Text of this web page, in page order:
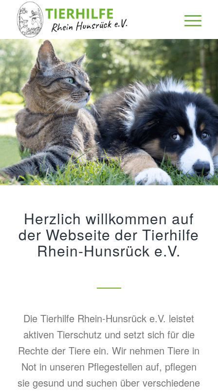
Herzlich willkommen auf
der Webseite der Tierhilfe
Rhein-Hunsrück e.V.
Die Tierhilfe Rhein-Hunsrück e.V. leistet
aktiven Tierschutz und setzt sich für die
Rechte der Tiere ein. Wir nehmen Tiere in
Not in unseren Pflegestellen auf, pflegen
sie gesund und suchen über verschiedene